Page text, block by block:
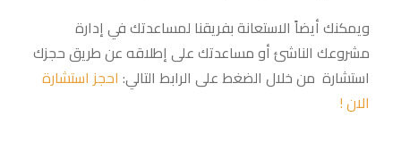
ويمكنك أيضاً الاستعانة بفريقنا لمساعدتك في إدارة
مشروعك الناشئ أو مساعدتك على إطلاقه عن طريق حجزك
استشارة من خلال الضغط على الرابط التالي: احجز استشارة
الان !